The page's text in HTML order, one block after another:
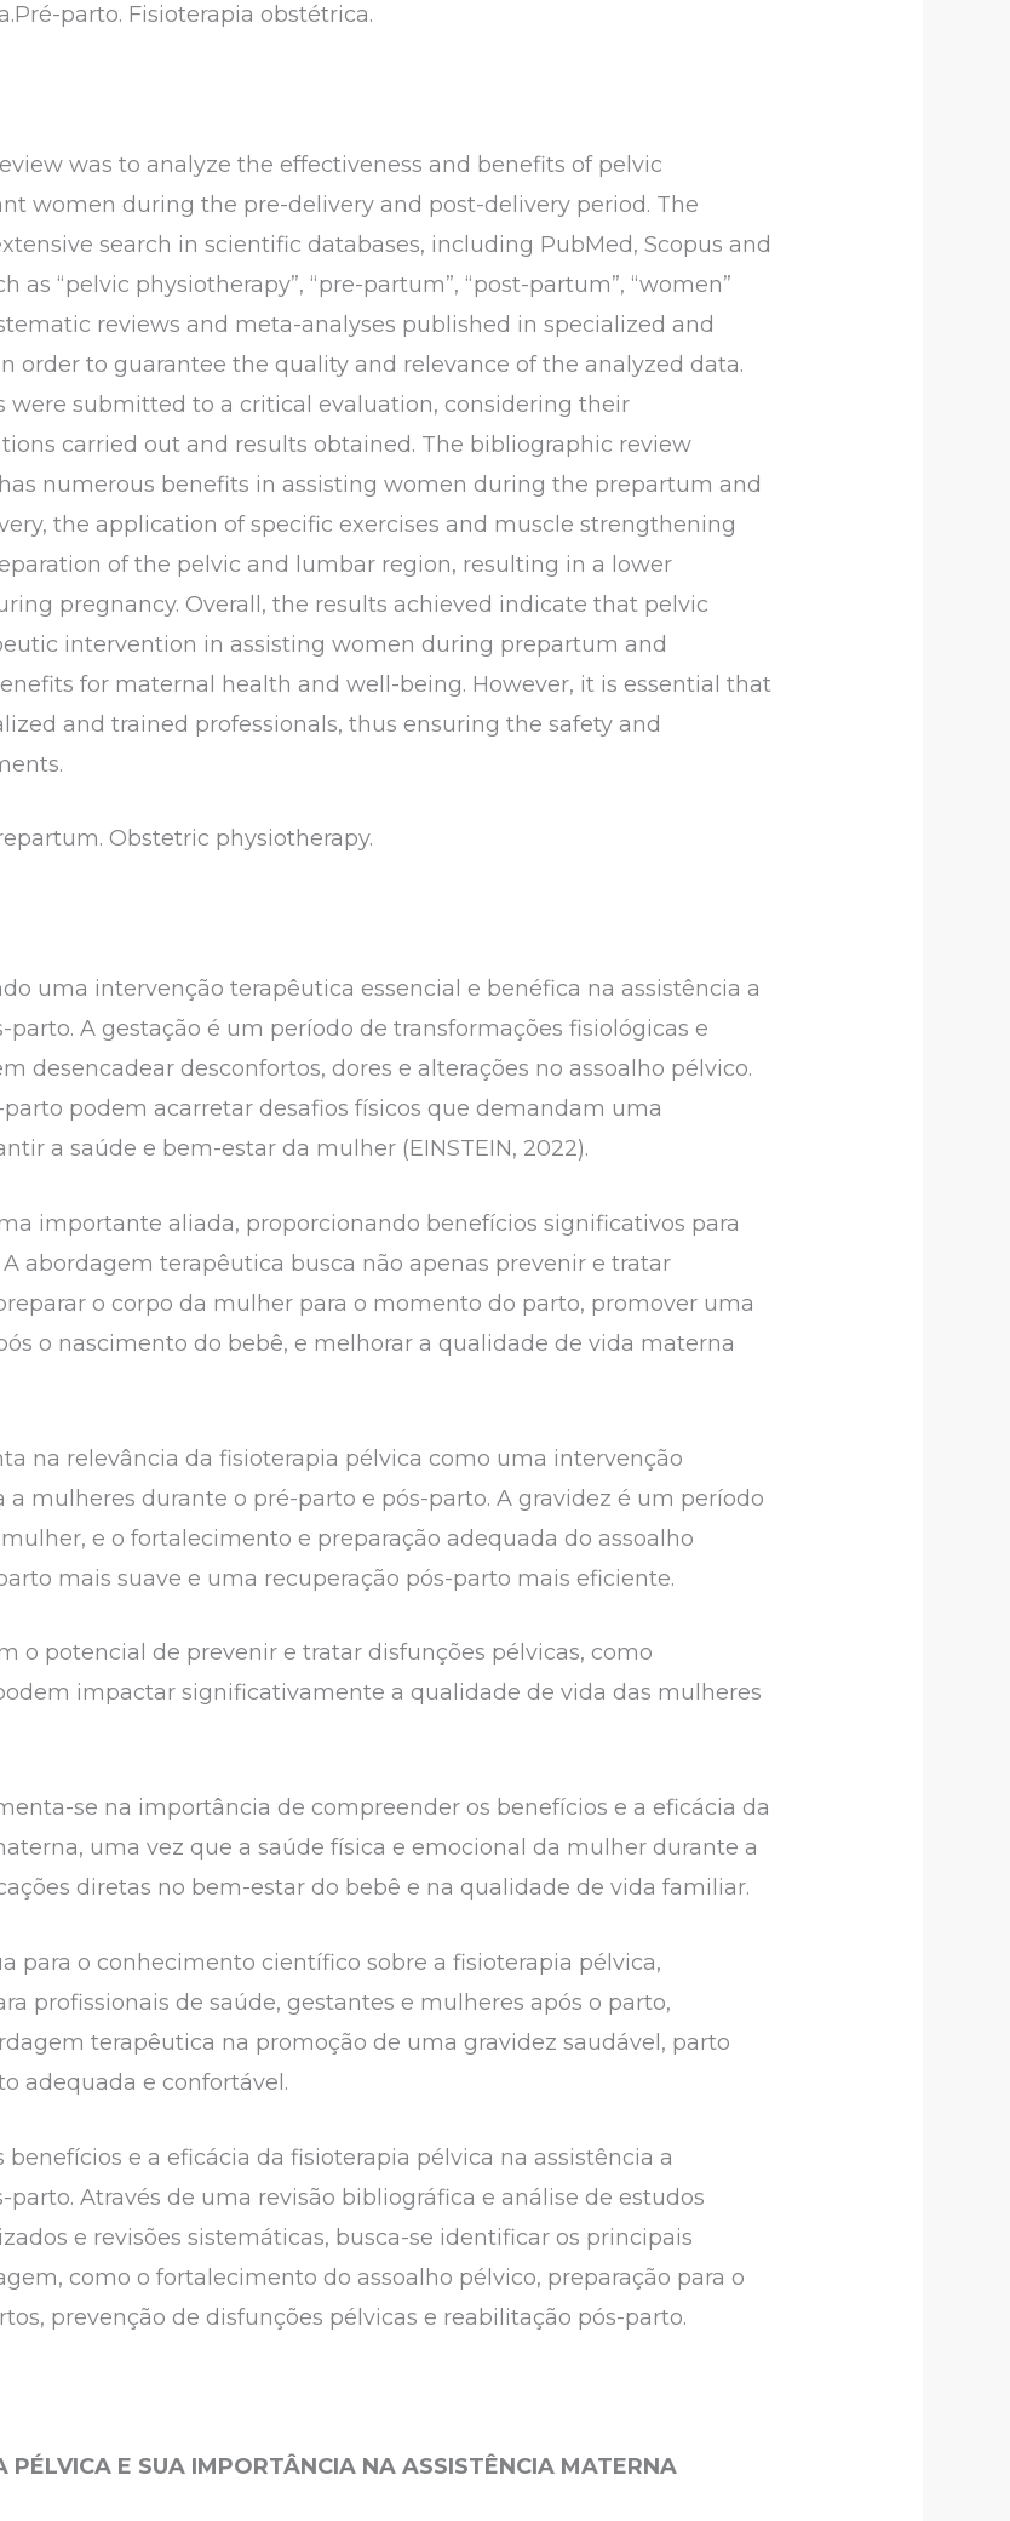
parto. Fisioterapia obstétrica.
was to analyze the effectiveness and benefits of pelvic
women during the pre-delivery and post-delivery period. The
search in scientific databases, including PubMed, Scopus and
as “pelvic physiotherapy”, “pre-partum”, “post-partum”, “women”
reviews and meta-analyses published in specialized and
order to guarantee the quality and relevance of the analyzed data.
were submitted to a critical evaluation, considering their
carried out and results obtained. The bibliographic review
numerous benefits in assisting women during the prepartum and
the application of specific exercises and muscle strengthening
of the pelvic and lumbar region, resulting in a lower
pregnancy. Overall, the results achieved indicate that pelvic
intervention in assisting women during prepartum and
for maternal health and well-being. However, it is essential that
and trained professionals, thus ensuring the safety and
Obstetric physiotherapy.
uma intervenção terapêutica essencial e benéfica na assistência a
A gestação é um período de transformações fisiológicas e
desencadear desconfortos, dores e alterações no assoalho pélvico.
podem acarretar desafios físicos que demandam uma
a saúde e bem-estar da mulher (EINSTEIN, 2022).
importante aliada, proporcionando benefícios significativos para
abordagem terapêutica busca não apenas prevenir e tratar
o corpo da mulher para o momento do parto, promover uma
o nascimento do bebê, e melhorar a qualidade de vida materna
na relevância da fisioterapia pélvica como uma intervenção
a mulheres durante o pré-parto e pós-parto. A gravidez é um período
e o fortalecimento e preparação adequada do assoalho
mais suave e uma recuperação pós-parto mais eficiente.
o potencial de prevenir e tratar disfunções pélvicas, como
impactar significativamente a qualidade de vida das mulheres
se na importância de compreender os benefícios e a eficácia da
uma vez que a saúde física e emocional da mulher durante a
diretas no bem-estar do bebê e na qualidade de vida familiar.
para o conhecimento científico sobre a fisioterapia pélvica,
profissionais de saúde, gestantes e mulheres após o parto,
terapêutica na promoção de uma gravidez saudável, parto
adequada e confortável.
e a eficácia da fisioterapia pélvica na assistência a
Através de uma revisão bibliográfica e análise de estudos
e revisões sistemáticas, busca-se identificar os principais
como o fortalecimento do assoalho pélvico, preparação para o
prevenção de disfunções pélvicas e reabilitação pós-parto.
E SUA IMPORTÂNCIA NA ASSISTÊNCIA MATERNA